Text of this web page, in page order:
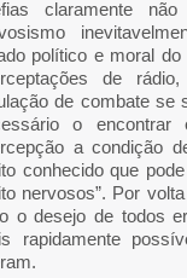
claramente
político e moral
de
de combate se
o
a condição
conhecido que
nervosos”. Por
o desejo de todos
rapidamente